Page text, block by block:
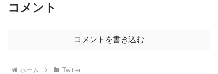
コメント
コメントを書き込む
ホーム Twitter